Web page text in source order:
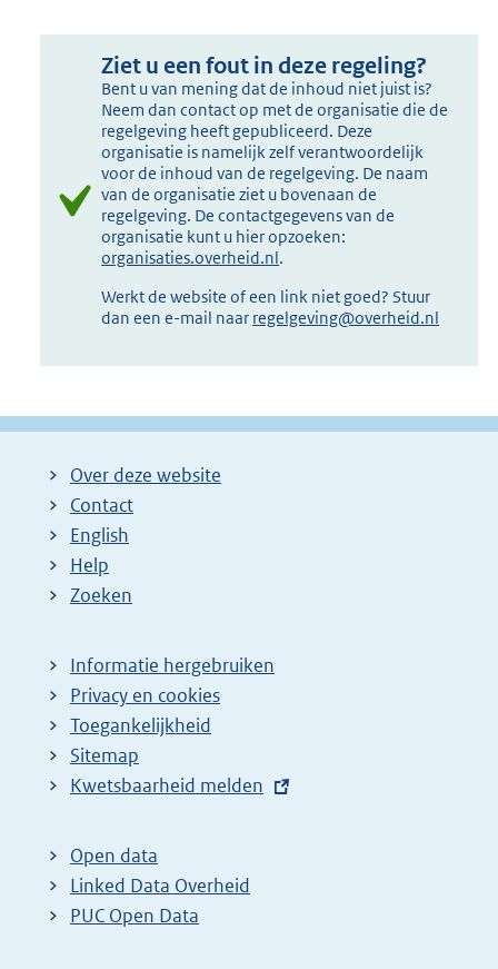
Ziet u een fout in deze regeling?
Bent u van mening dat de inhoud niet juist is?
Neem dan contact op met de organisatie die de
regelgeving heeft gepubliceerd. Deze
organisatie is namelijk zelf verantwoordelijk
voor de inhoud van de regelgeving. De naam
van de organisatie ziet u bovenaan de
regelgeving. De contactgegevens van de
organisatie kunt u hier opzoeken:
organisaties.overheid.nl.
Werkt de website of een link niet goed? Stuur
dan een e-mail naar regelgeving@overheid.nl
Over deze website
Contact
English
Help
Zoeken
Informatie hergebruiken
Privacy en cookies
Toegankelijkheid
Sitemap
E
t
e
r
Kwetsbaarheid melden
Open data
Linked Data Overheid
PUC Open Data